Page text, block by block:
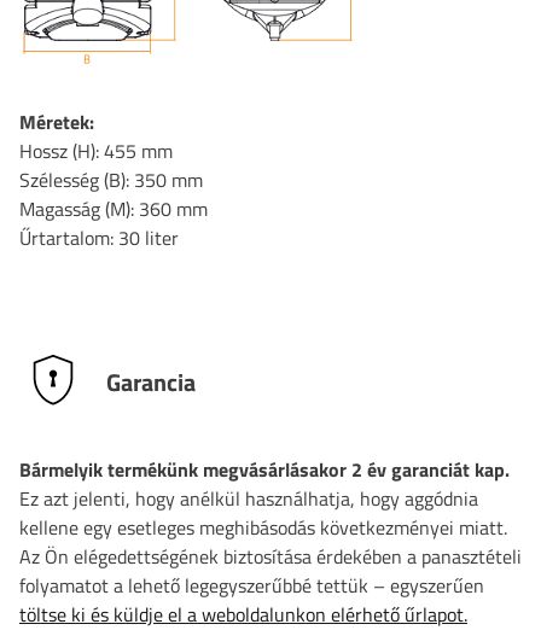
Méretek:
Hossz (H): 455 mm
Szélesség (B): 350 mm
Magasság (M): 360 mm
Űrtartalom: 30 liter
Garancia
Bármelyik termékünk megvásárlásakor 2 év garanciát kap.
Ez azt jelenti, hogy anélkül használhatja, hogy aggódnia
kellene egy esetleges meghibásodás következményei miatt.
Az Ön elégedettségének biztosítása érdekében a panasztételi
folyamatot a lehető legegyszerűbbé tettük – egyszerűen
töltse ki és küldje el a weboldalunkon elérhető űrlapot.